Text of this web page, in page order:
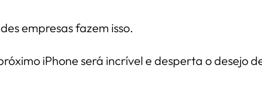
empresas fazem isso.
iPhone será incrível e desperta o desejo